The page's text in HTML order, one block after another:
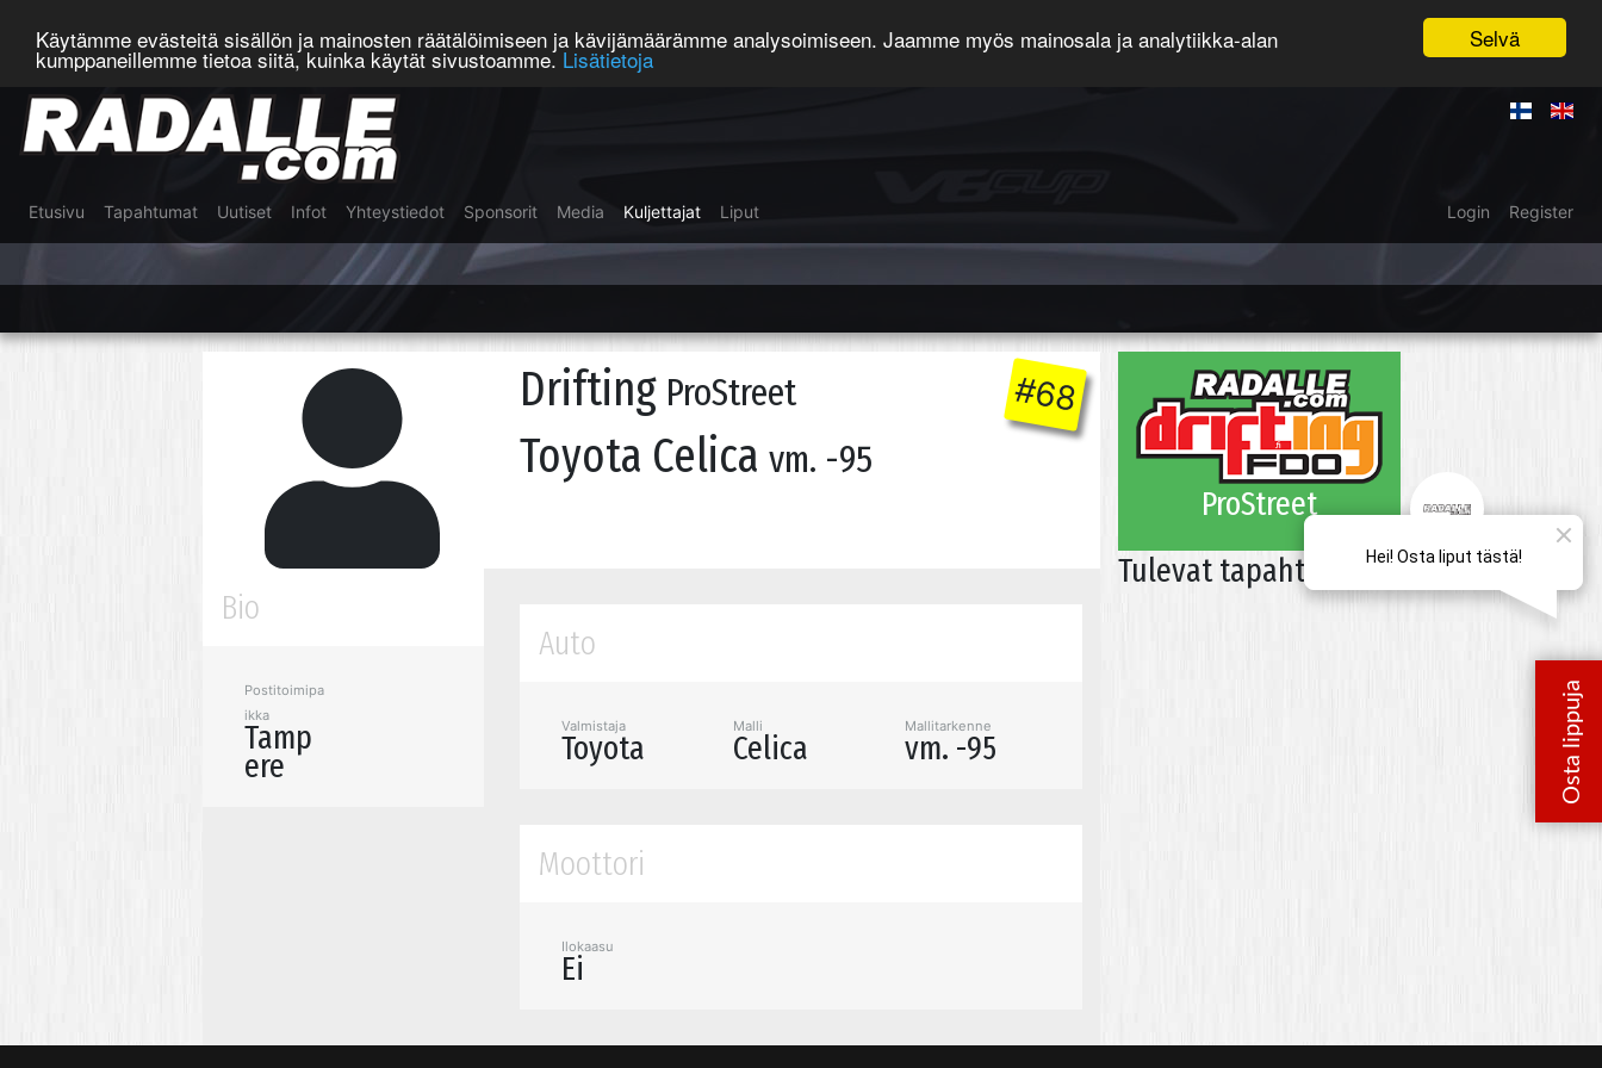
Selvä
Käytämme evästeitä sisällön ja mainosten räätälöimiseen ja kävijämäärämme analysoimiseen. Jaamme myös mainosala ja analytiikka-alan
kumppaneillemme tietoa siitä, kuinka käytät sivustoamme. Lisätietoja
Etusivu Tapahtumat Uutiset Infot Yhteystiedot Sponsorit Media Kuljettajat Liput Login Register
#68
Drifting ProStreet
Toyota Celica vm. -95
Bio
Postitoimipa
ikka
Tamp
ere
Auto
Valmistaja
Toyota
Malli
Celica
Mallitarkenne
vm. -95
Moottori
Ilokaasu
Ei
ProStreet
Tulevat tapahtumat